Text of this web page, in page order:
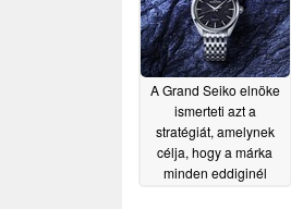
A Grand Seiko elnöke
ismerteti azt a
stratégiát, amelynek
célja, hogy a márka
minden eddiginél